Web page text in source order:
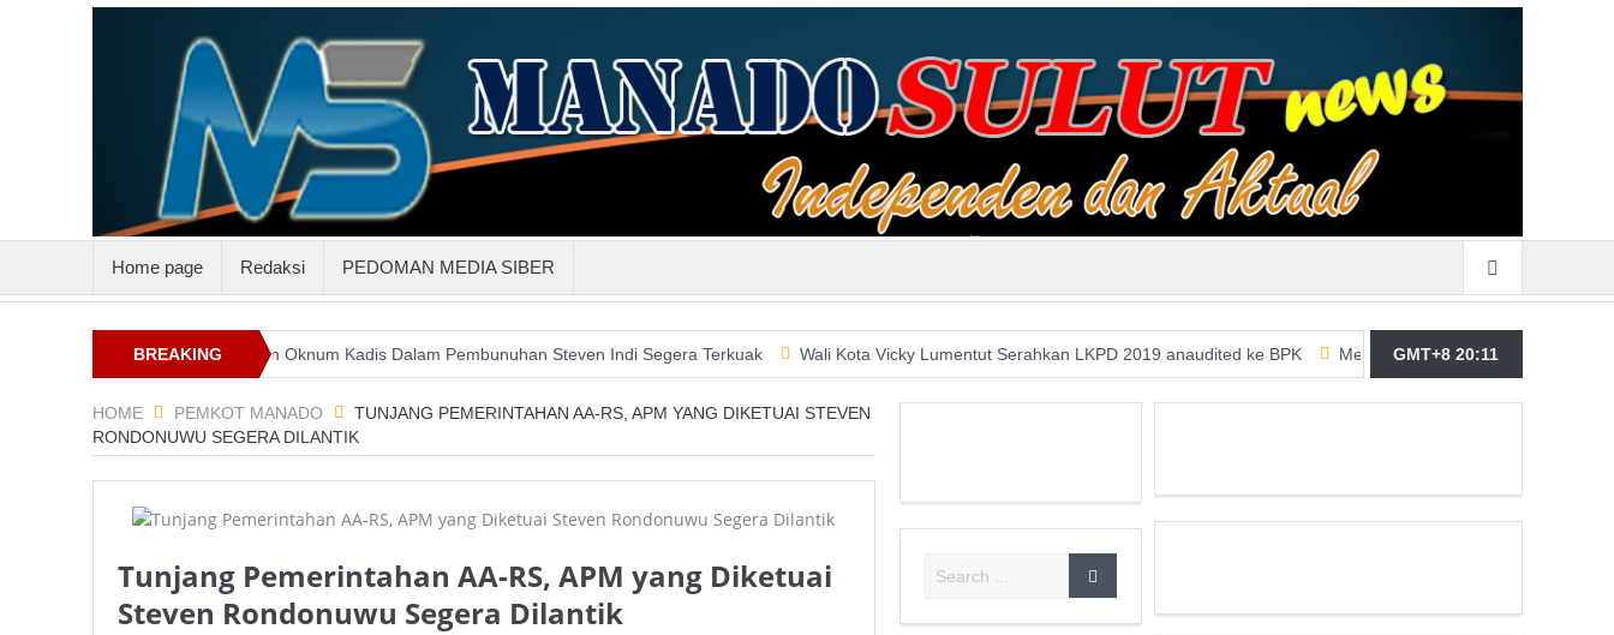
Home page Redaksi PEDOMAN MEDIA SIBER
BREAKING
NEWS
Keterlibatan Oknum Kadis Dalam Pembunuhan Steven Indi Segera Terkuak Wali Kota Vicky Lumentut Serahkan LKPD 2019 anaudited ke BPK Merasa Terpangil, GMBI Wilter Sulut Siap
GMT+8 20:11
HOME PEMKOT MANADO
TUNJANG PEMERINTAHAN AA-RS, APM YANG DIKETUAI STEVEN
RONDONUWU SEGERA DILANTIK
Tunjang Pemerintahan AA-RS, APM yang Diketuai
Steven Rondonuwu Segera Dilantik